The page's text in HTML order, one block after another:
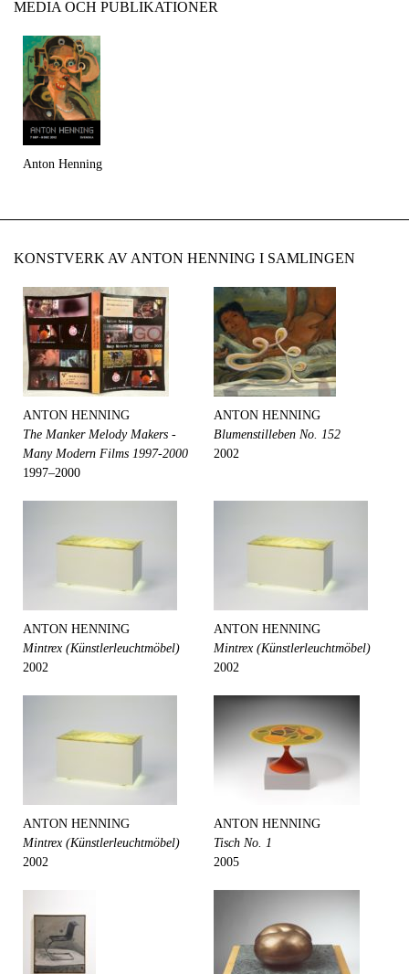
MEDIA OCH PUBLIKATIONER
Anton Henning
KONSTVERK AV ANTON HENNING I SAMLINGEN
ANTON HENNING
The Manker Melody Makers -
Many Modern Films 1997-2000
1997–2000
ANTON HENNING
Blumenstilleben No. 152
2002
ANTON HENNING
Mintrex (Künstlerleuchtmöbel)
2002
ANTON HENNING
Mintrex (Künstlerleuchtmöbel)
2002
ANTON HENNING
Mintrex (Künstlerleuchtmöbel)
2002
ANTON HENNING
Tisch No. 1
2005